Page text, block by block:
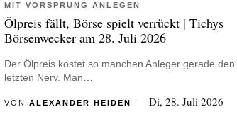
MIT VORSPRUNG ANLEGEN
Ölpreis fällt, Börse spielt verrückt | Tichys
Börsenwecker am 28. Juli 2026
Der Ölpreis kostet so manchen Anleger gerade den
letzten Nerv. Man…
VON ALEXANDER HEIDEN | Di, 28. Juli 2026